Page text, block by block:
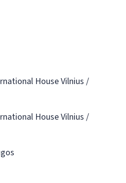
House Vilnius /
House Vilnius /